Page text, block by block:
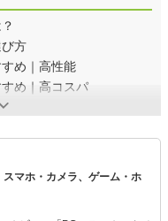
方
め｜高性能
め｜高コスパ
マホ・カメラ、ゲーム・ホ